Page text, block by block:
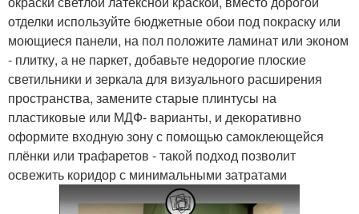
отделки используйте бюджетные обои под покраску или
моющиеся панели, на пол положите ламинат или эконом
- плитку, а не паркет, добавьте недорогие плоские
светильники и зеркала для визуального расширения
пространства, замените старые плинтусы на
пластиковые или МДФ- варианты, и декоративно
оформите входную зону с помощью самоклеющейся
плёнки или трафаретов - такой подход позволит
освежить коридор с минимальными затратами